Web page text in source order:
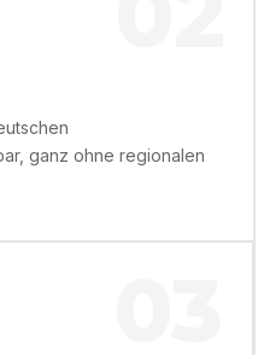
ganz ohne regionalen